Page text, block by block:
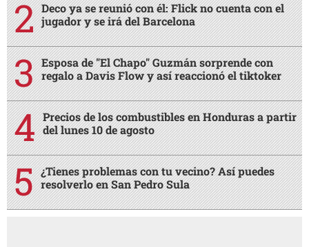
Deco ya se reunió con él: Flick no cuenta con el
jugador y se irá del Barcelona
Esposa de "El Chapo" Guzmán sorprende con
regalo a Davis Flow y así reaccionó el tiktoker
Precios de los combustibles en Honduras a partir
del lunes 10 de agosto
¿Tienes problemas con tu vecino? Así puedes
resolverlo en San Pedro Sula